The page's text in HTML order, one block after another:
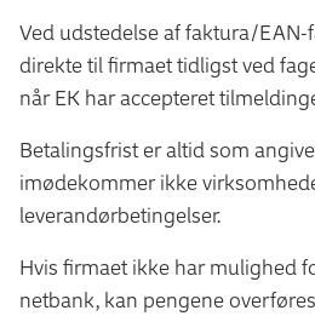
Ved udstedelse af faktura/
direkte til firmaet tidligst ved
når EK har accepteret
Betalingsfrist er altid som
imødekommer ikke
leverandørbetingelser.
Hvis firmaet ikke har mulighed
netbank, kan pengene